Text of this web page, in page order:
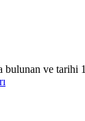
ve tarihi